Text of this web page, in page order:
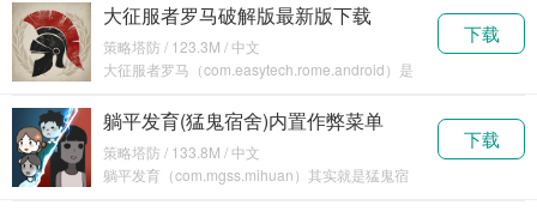
大征服者罗马破解版最新版下载
2024v2.6.0
策略塔防 / 123.3M / 中文
大征服者罗马（com.easytech.rome.android）是
下载
躺平发育(猛鬼宿舍)内置作弊菜单
v2.5.13
策略塔防 / 133.8M / 中文
躺平发育（com.mgss.mihuan）其实就是猛鬼宿
下载